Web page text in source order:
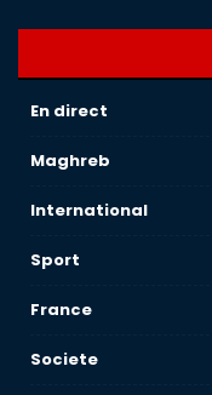
En direct
Maghreb
International
Sport
France
Societe